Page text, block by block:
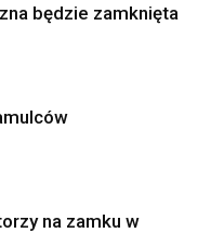
będzie zamknięta
na zamku w